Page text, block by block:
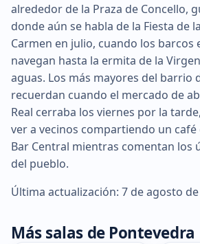
alrededor de la Praza de Concello,
donde aún se habla de la Fiesta de
Carmen en julio, cuando los barcos
navegan hasta la ermita de la
aguas. Los más mayores del barrio
recuerdan cuando el mercado de
Real cerraba los viernes por la
ver a vecinos compartiendo un café
Bar Central mientras comentan los
del pueblo.
Última actualización: 7 de agosto
Más salas de Pontevedra